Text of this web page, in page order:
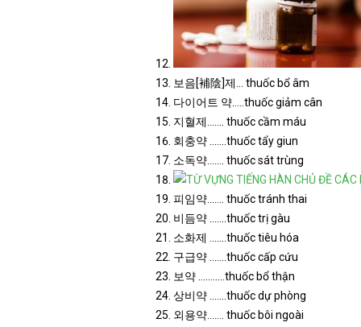
보음[補陰]제… thuốc bổ âm
다이어트 약…..thuốc giảm cân
지혈제……. thuốc cầm máu
회충약 …….thuốc tẩy giun
소독약……. thuốc sát trùng
피임약……. thuốc tránh thai
비듬약 …….thuốc trị gàu
소화제 …….thuốc tiêu hóa
구급약 …….thuốc cấp cứu
보약 ………..thuốc bổ thận
상비약 …….thuốc dự phòng
외용약……. thuốc bôi ngoài